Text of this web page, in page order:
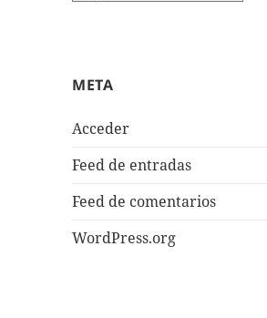
META
Acceder
Feed de entradas
Feed de comentarios
WordPress.org